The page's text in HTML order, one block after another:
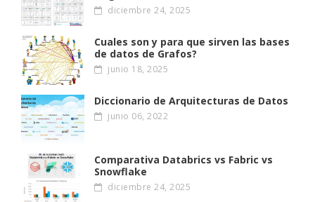
diciembre 24, 2025
Cuales son y para que sirven las bases
de datos de Grafos?
junio 18, 2025
Diccionario de Arquitecturas de Datos
junio 06, 2022
Comparativa Databrics vs Fabric vs
Snowflake
diciembre 24, 2025